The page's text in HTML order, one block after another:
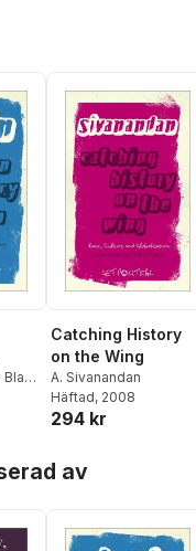
Catching History
on the Wing
A. Sivanandan
Häftad, 2008
294 kr
av